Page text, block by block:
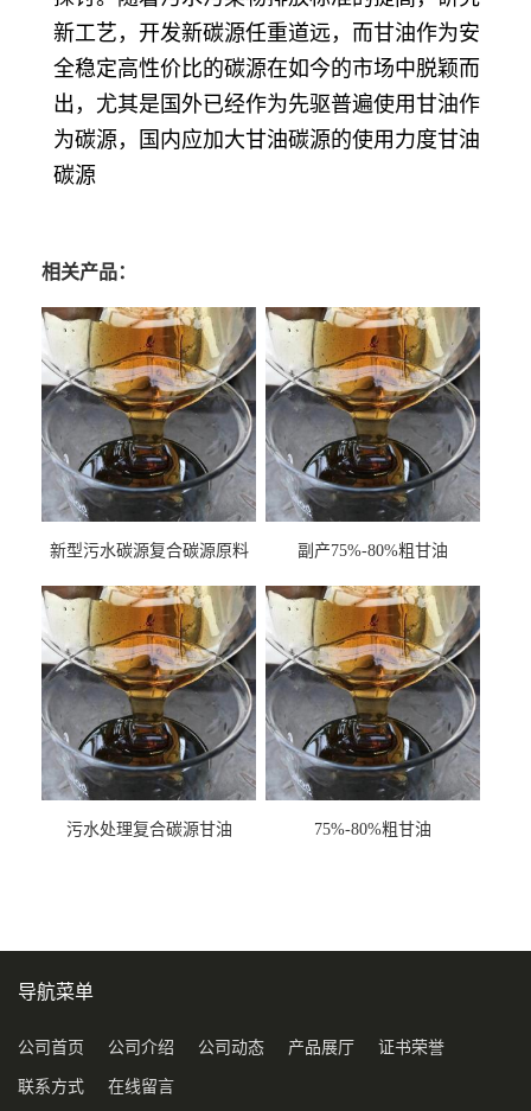
新工艺，开发新碳源任重道远，而甘油作为安
全稳定高性价比的碳源在如今的市场中脱颖而
出，尤其是国外已经作为先驱普遍使用甘油作
为碳源，国内应加大甘油碳源的使用力度甘油
碳源
相关产品：
新型污水碳源复合碳源原料
副产75%-80%粗甘油
污水处理复合碳源甘油
75%-80%粗甘油
导航菜单
公司首页 公司介绍 公司动态 产品展厅 证书荣誉
联系方式 在线留言